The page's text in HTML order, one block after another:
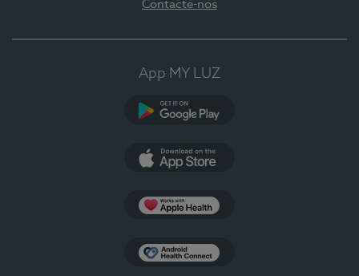
Contacte-nos
App MY LUZ